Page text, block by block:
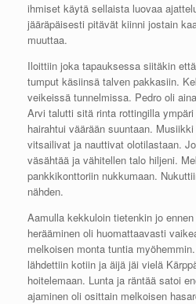
ihmiset käytä sellaista luovaa
jääräpäisesti pitävät kiinni jostain
muuttaa.
Iloittiin joka tapauksessa siitäkin
tumput käsiinsä talven pakkasiin.
veikeissä tunnelmissa. Pedro oli
Arvi talutti sitä rinta rottingilla
hairahtui väärään suuntaan.
vitsailivat ja nauttivat olotilastaan.
väsähtää ja vähitellen talo hiljeni.
pankkikonttoriin nukkumaan.
nähden.
Aamulla kekkuloin tietenkin jo
herääminen oli huomattaavasti
melkoisen monta tuntia
lähdettiin kotiin ja äijä jäi vielä
hoitelemaan. Lunta ja räntää satoi
ajaminen oli osittain melkoisen